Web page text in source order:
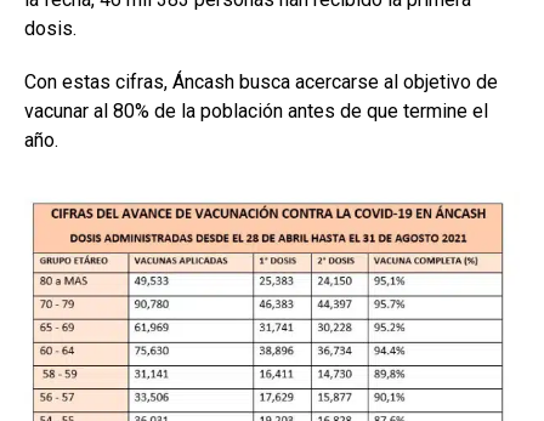
dosis.
Con estas cifras, Áncash busca acercarse al objetivo de
vacunar al 80% de la población antes de que termine el
año.